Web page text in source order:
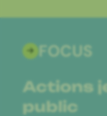
FOCUS
Actions
public